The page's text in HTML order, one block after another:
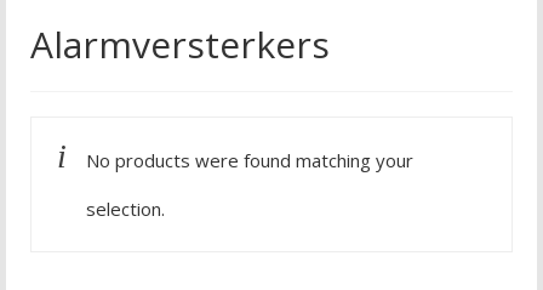
Alarmversterkers
No products were found matching your
selection.